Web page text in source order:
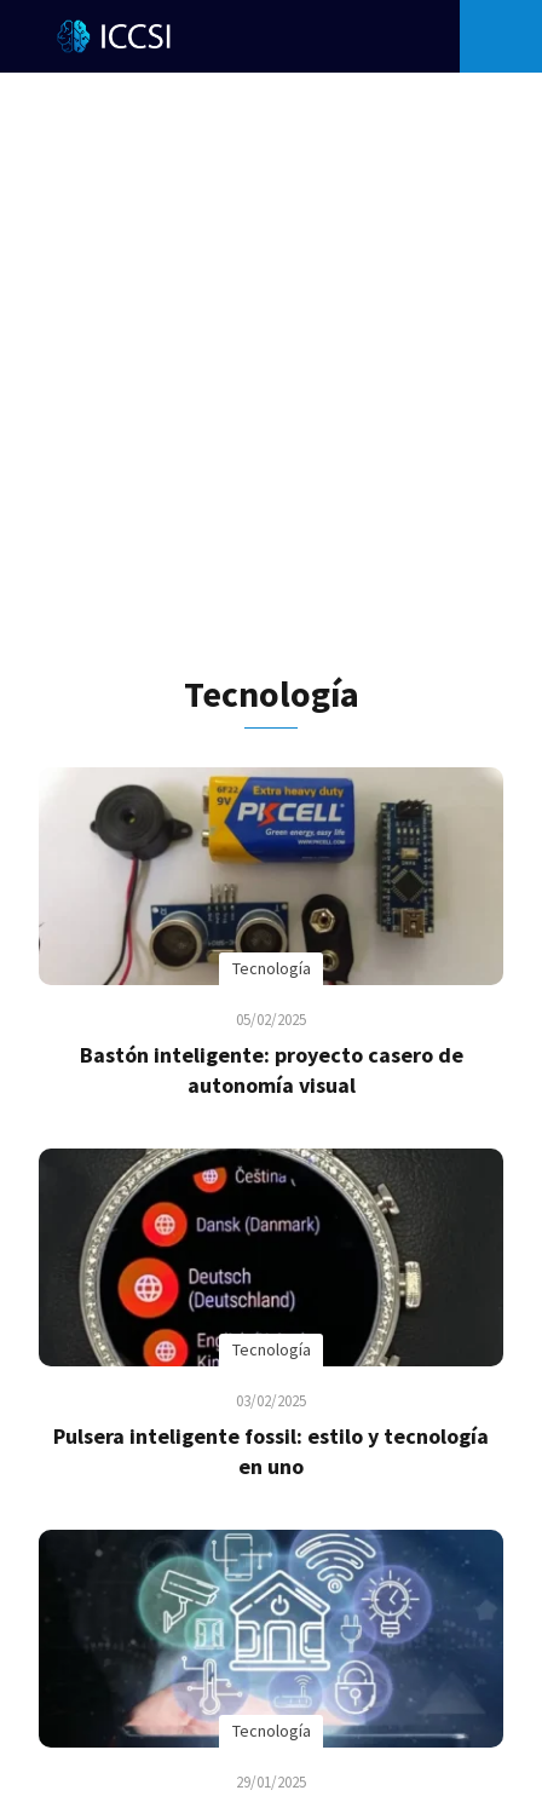
Tecnología
Tecnología
05/02/2025
Bastón inteligente: proyecto casero de
autonomía visual
Tecnología
03/02/2025
Pulsera inteligente fossil: estilo y tecnología
en uno
Tecnología
29/01/2025